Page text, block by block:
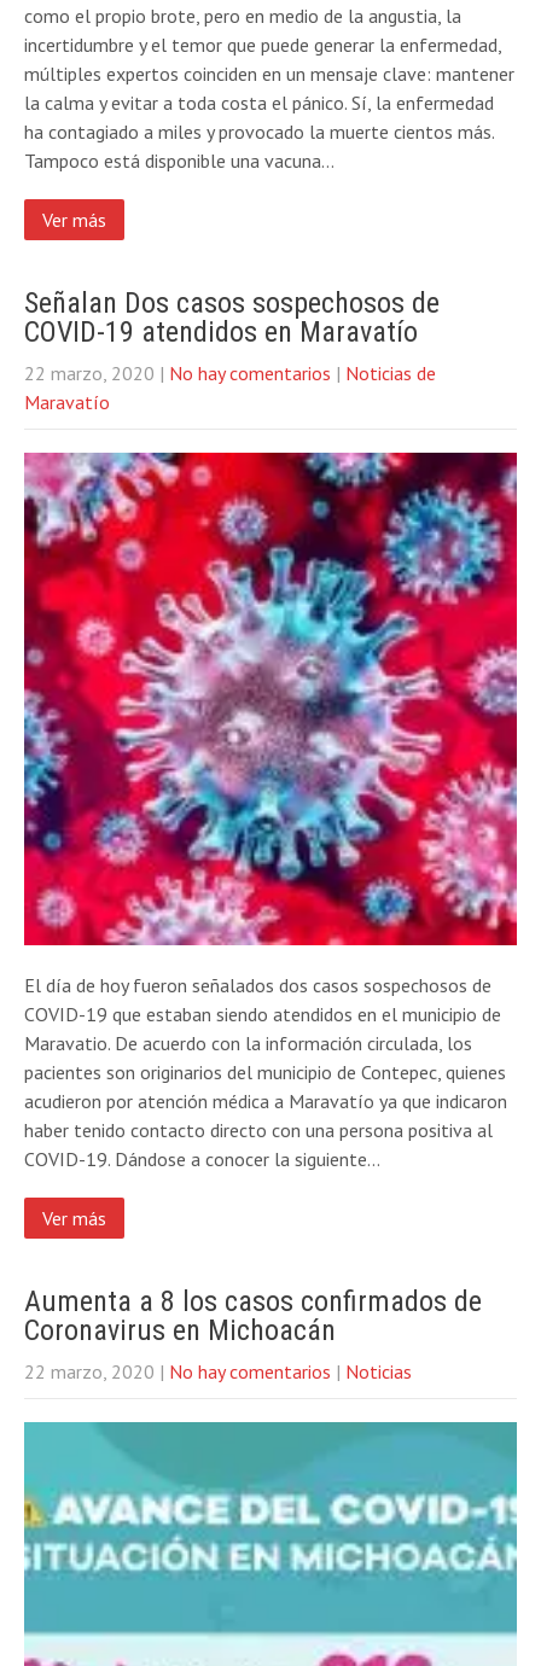
como el propio brote, pero en medio de la angustia, la
incertidumbre y el temor que puede generar la enfermedad,
múltiples expertos coinciden en un mensaje clave: mantener
la calma y evitar a toda costa el pánico. Sí, la enfermedad
ha contagiado a miles y provocado la muerte cientos más.
Tampoco está disponible una vacuna…
Ver más
Señalan Dos casos sospechosos de
COVID-19 atendidos en Maravatío
22 marzo, 2020 | No hay comentarios | Noticias de
Maravatío
El día de hoy fueron señalados dos casos sospechosos de
COVID-19 que estaban siendo atendidos en el municipio de
Maravatio. De acuerdo con la información circulada, los
pacientes son originarios del municipio de Contepec, quienes
acudieron por atención médica a Maravatío ya que indicaron
haber tenido contacto directo con una persona positiva al
COVID-19. Dándose a conocer la siguiente…
Ver más
Aumenta a 8 los casos confirmados de
Coronavirus en Michoacán
22 marzo, 2020 | No hay comentarios | Noticias